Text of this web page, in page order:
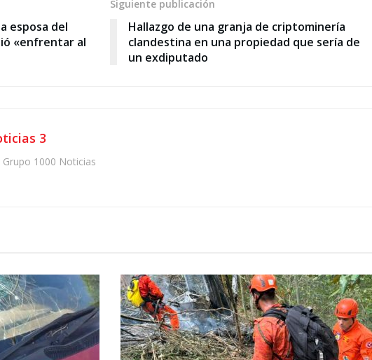
esposa del
«enfrentar al
Siguiente publicación
Hallazgo de una granja de criptominería
clandestina en una propiedad que sería de
un exdiputado
3
Grupo 1000 Noticias